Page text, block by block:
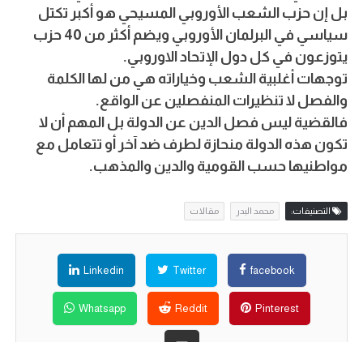
بل إن حزب الشعب الأوروبي المسيحي هو أكبر تكتل
سياسي في البرلمان الأوروبي ويضم أكثر من 40 حزب
يتوزعون في كل دول الإتحاد الاوروبي.
توجهات أغلبية الشعب وخياراته هي من لها الكلمة
والفصل لا تنظيرات المنفصلين عن الواقع.
فالقضية ليس فصل الدين عن الدولة بل المهم أن لا
تكون هذه الدولة منحازة لطرف ضد آخر أو تتعامل مع
مواطنيها حسب القومية والدين والمذهب.
التصنيفات: محمد البدر مقالات
facebook
Twitter
Linkedin
Pinterest
Reddit
Whatsapp